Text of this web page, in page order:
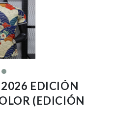
EDICIÓN
(EDICIÓN